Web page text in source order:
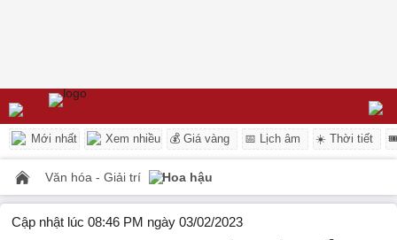
Mới nhất Xem nhiều 💰 Giá vàng 📅 Lịch âm ☀️ Thời tiết
Văn hóa - Giải trí Hoa hậu
Cập nhật lúc 08:46 PM ngày 03/02/2023